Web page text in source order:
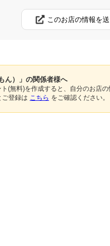
このお店の情報を
ん）」の関係者様へ
(無料)を作成すると、自分のお店
ご登録は こちら をご確認ください。